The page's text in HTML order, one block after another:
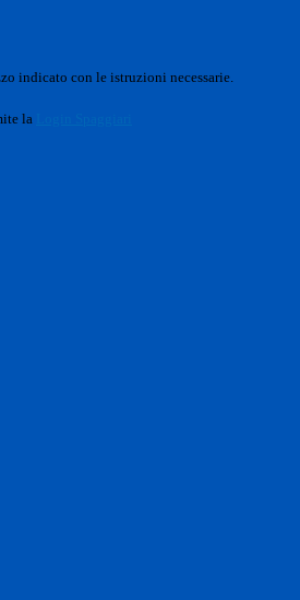
indicato con le istruzioni necessarie.
la